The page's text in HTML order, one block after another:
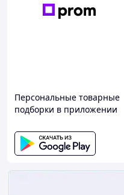
Персональные товарные
подборки в приложении